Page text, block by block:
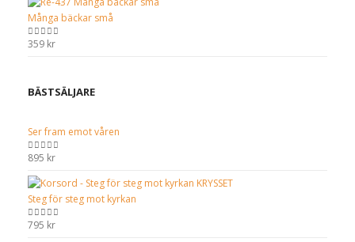
Många bäckar små
0out of 5
359 kr
BÄSTSÄLJARE
Ser fram emot våren
0out of 5
895 kr
Steg för steg mot kyrkan
0out of 5
795 kr